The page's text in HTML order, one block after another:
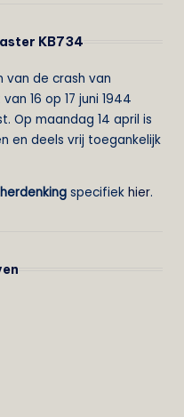
KB734
van de crash van
16 op 17 juni 1944
Op maandag 14 april is
en deels vrij toegankelijk
herdenking specifiek hier.